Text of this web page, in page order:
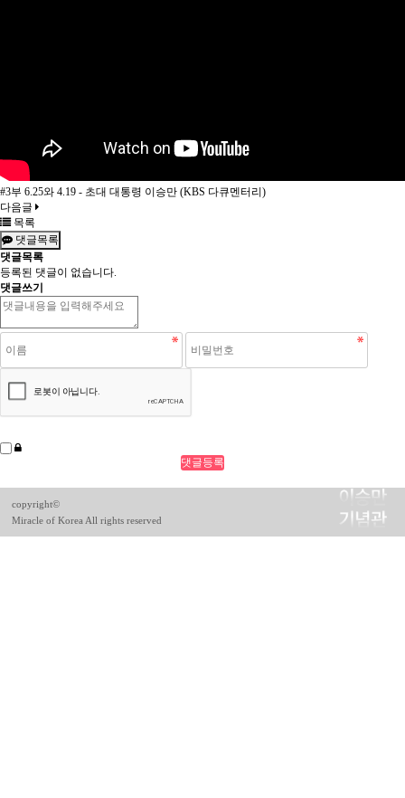
#3부 6.25와 4.19 - 초대 대통령 이승만 (KBS 다큐멘터리)
다음글
목록
댓글목록
댓글목록
등록된 댓글이 없습니다.
댓글쓰기
copyright©
Miracle of Korea All rights reserved